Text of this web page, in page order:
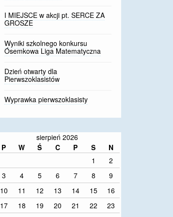
I MIEJSCE w akcji pt. SERCE ZA
GROSZE
Wyniki szkolnego konkursu
Ósemkowa Liga Matematyczna
Dzień otwarty dla
Pierwszoklasistów
Wyprawka pierwszoklasisty
sierpień 2026
P
W Ś C P S
N
1
2
3
4 5 6 7 8
9
10
11 12 13 14 15
16
17
18 19 20 21 22
23